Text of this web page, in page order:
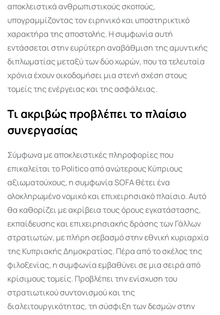
αποκλειστικά ανθρωπιστικούς σκοπούς,
υπογραμμίζοντας τον ειρηνικό και υποστηρικτικό
χαρακτήρα της αποστολής. Η συμφωνία αυτή
εντάσσεται στην ευρύτερη αναβάθμιση της αμυντικής
διπλωματίας μεταξύ των δύο χωρών, που τα τελευταία
χρόνια έχουν οικοδομήσει μια στενή σχέση στους
τομείς της ενέργειας και της ασφάλειας.
Τι ακριβώς προβλέπει το πλαίσιο
συνεργασίας
Σύμφωνα με αποκλειστικές πληροφορίες που
επικαλείται το Politico από ανώτερους Κύπριους
αξιωματούχους, η συμφωνία SOFA θέτει ένα
ολοκληρωμένο νομικό και επιχειρησιακό πλαίσιο. Αυτό
θα καθορίζει με ακρίβεια τους όρους εγκατάστασης,
εκπαίδευσης και επιχειρησιακής δράσης των Γάλλων
στρατιωτών, με πλήρη σεβασμό στην εθνική κυριαρχία
της Κυπριακής Δημοκρατίας. Πέρα από το σκέλος της
φιλοξενίας, η συμφωνία εμβαθύνει σε μια σειρά από
κρίσιμους τομείς. Προβλέπει την ενίσχυση του
στρατιωτικού συντονισμού και της
διαλειτουργικότητας, τη σύσφιξη των δεσμών στην